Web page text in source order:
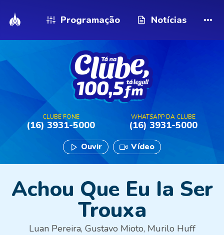
Programação Notícias
CLUBE FONE
(16) 3931-5000
WHATSAPP DA CLUBE
(16) 3931-5000
Ouvir Vídeo
Achou Que Eu Ia Ser
Trouxa
Luan Pereira, Gustavo Mioto, Murilo Huff